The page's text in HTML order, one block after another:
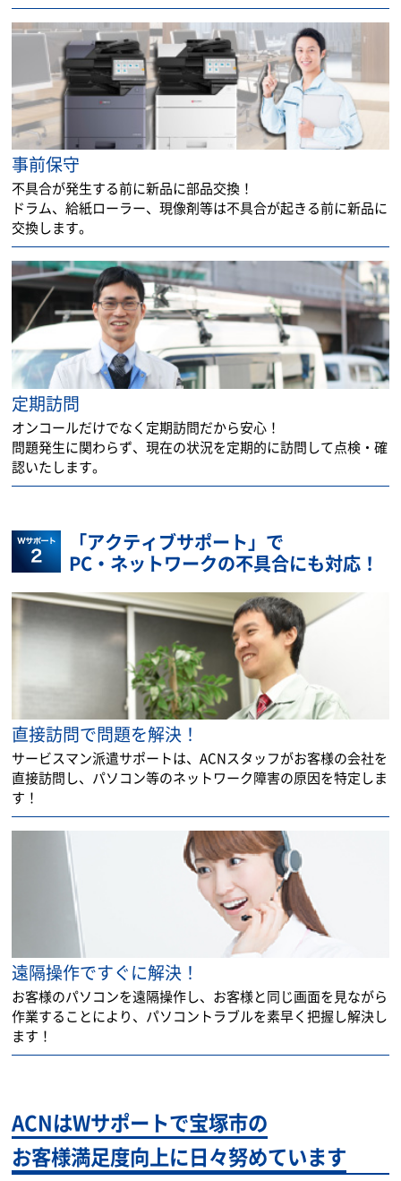
事前保守
不具合が発生する前に新品に部品交換！
ドラム、給紙ローラー、現像剤等は不具合が起きる前に新品に
交換します。
定期訪問
オンコールだけでなく定期訪問だから安心！
問題発生に関わらず、現在の状況を定期的に訪問して点検・確
認いたします。
「アクティブサポート」で
PC・ネットワークの不具合にも対応！
直接訪問で問題を解決！
サービスマン派遣サポートは、ACNスタッフがお客様の会社を
直接訪問し、パソコン等のネットワーク障害の原因を特定しま
す！
遠隔操作ですぐに解決！
お客様のパソコンを遠隔操作し、お客様と同じ画面を見ながら
作業することにより、パソコントラブルを素早く把握し解決し
ます！
ACNはWサポートで宝塚市の
お客様満足度向上に日々努めています